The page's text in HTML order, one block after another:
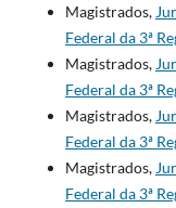
Magistrados,
Federal da 3ª
Magistrados,
Federal da 3ª
Magistrados,
Federal da 3ª
Magistrados,
Federal da 3ª